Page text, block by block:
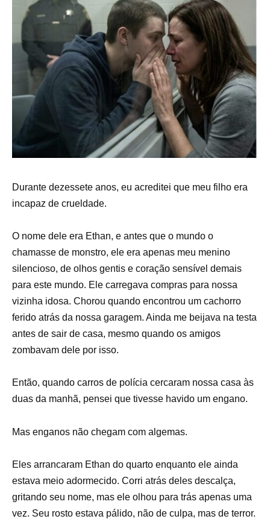
Durante dezessete anos, eu acreditei que meu filho era
incapaz de crueldade.
O nome dele era Ethan, e antes que o mundo o
chamasse de monstro, ele era apenas meu menino
silencioso, de olhos gentis e coração sensível demais
para este mundo. Ele carregava compras para nossa
vizinha idosa. Chorou quando encontrou um cachorro
ferido atrás da nossa garagem. Ainda me beijava na testa
antes de sair de casa, mesmo quando os amigos
zombavam dele por isso.
Então, quando carros de polícia cercaram nossa casa às
duas da manhã, pensei que tivesse havido um engano.
Mas enganos não chegam com algemas.
Eles arrancaram Ethan do quarto enquanto ele ainda
estava meio adormecido. Corri atrás deles descalça,
gritando seu nome, mas ele olhou para trás apenas uma
vez. Seu rosto estava pálido, não de culpa, mas de terror.